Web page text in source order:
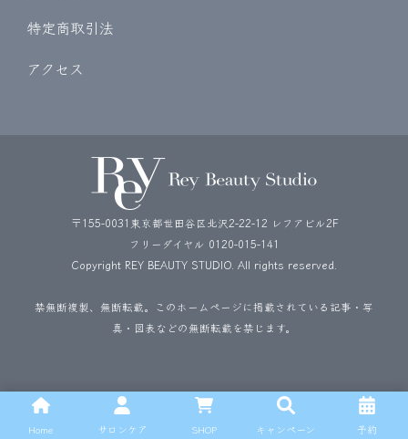
特定商取引法
アクセス
〒155-0031東京都世田谷区北沢2-22-12 レフアビル2F
フリーダイヤル 0120-015-141
Copyright REY BEAUTY STUDIO. All rights reserved.
禁無断複製、無断転載。このホームページに掲載されている記事・写
真・図表などの無断転載を禁じます。
Home サロンケア SHOP キャンペーン 予約